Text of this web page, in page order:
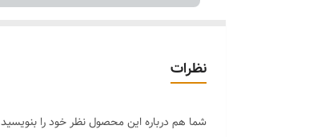
نظرات
شما هم درباره این محصول نظر خود را